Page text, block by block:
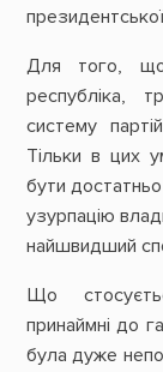
Для того,
республіка,
систему
Тільки в цих
бути
узурпацію
найшвидший
Що
принаймні до
була дуже